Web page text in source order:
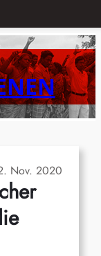
Nov. 2020